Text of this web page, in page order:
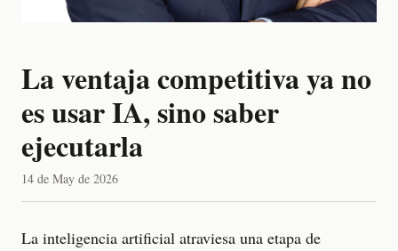
La ventaja competitiva ya no
es usar IA, sino saber
ejecutarla
14 de May de 2026
La inteligencia artificial atraviesa una etapa de